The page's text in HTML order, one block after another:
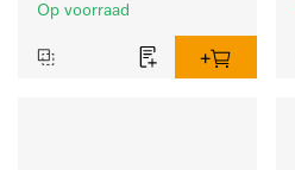
Op voorraad